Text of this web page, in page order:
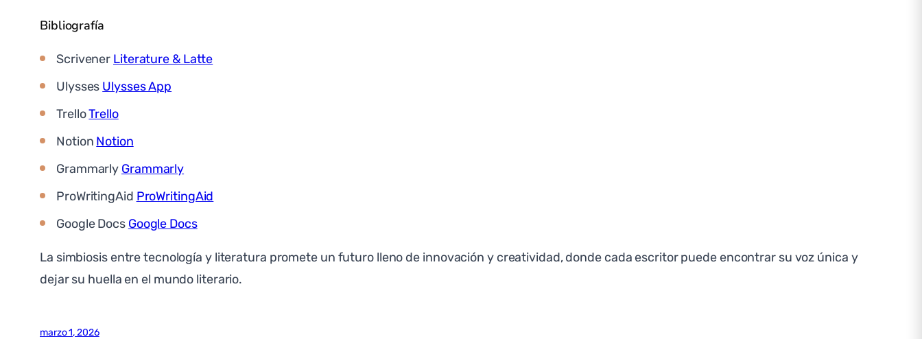
Bibliografía
Scrivener Literature & Latte
Ulysses Ulysses App
TrelloTrello
Notion Notion
Grammarly Grammarly
ProWritingAid ProWritingAid
Google Docs Google Docs
La simbiosis entre tecnología y literatura promete un futuro lleno de innovación y creatividad, donde cada escritor puede encontrar su voz única y
dejar su huella en el mundo literario.
marzo 1, 2026